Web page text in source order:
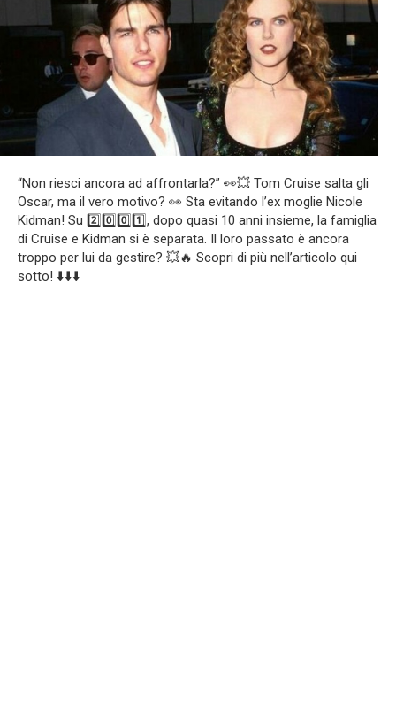
“Non riesci ancora ad affrontarla?” 👀💥 Tom Cruise salta gli
Oscar, ma il vero motivo? 👀 Sta evitando l’ex moglie Nicole
Kidman! Su 2️⃣0️⃣0️⃣1️⃣, dopo quasi 10 anni insieme, la famiglia
di Cruise e Kidman si è separata. Il loro passato è ancora
troppo per lui da gestire? 💥🔥 Scopri di più nell’articolo qui
sotto! ⬇️⬇️⬇️